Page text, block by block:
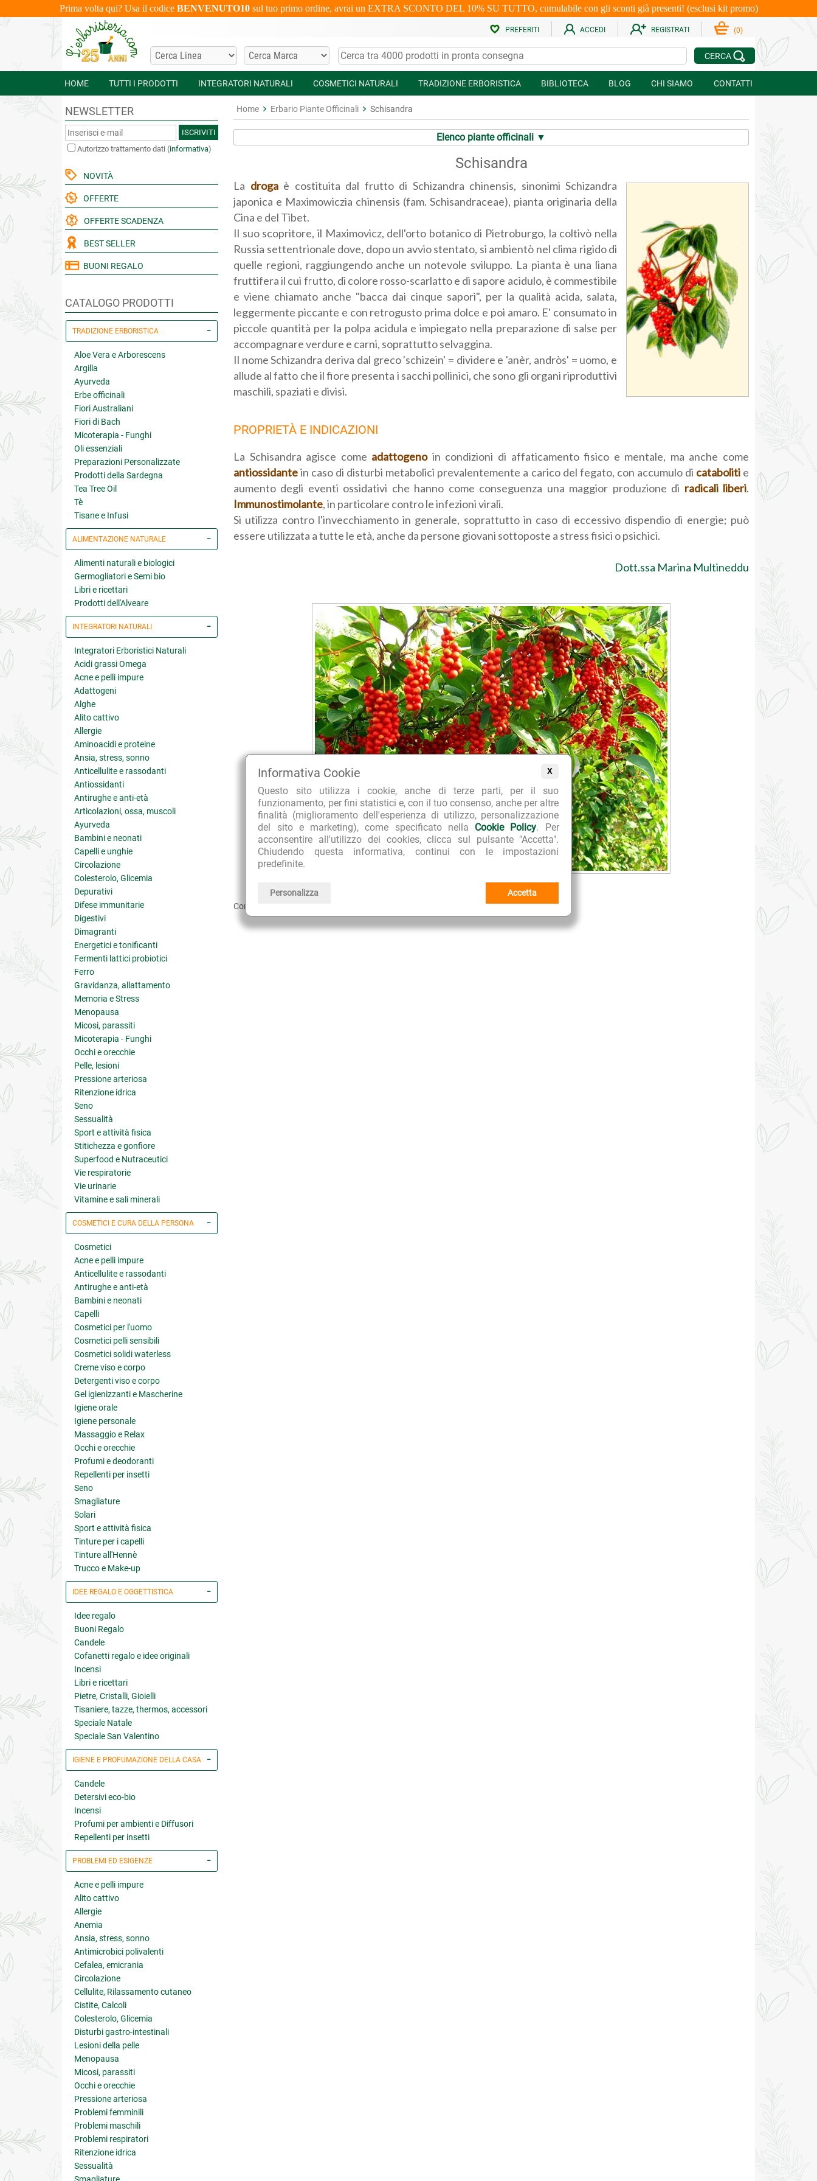
X
Informativa Cookie
Questo sito utilizza i cookie, anche di terze parti, per il suo
funzionamento, per fini statistici e, con il tuo consenso, anche per altre
finalità (miglioramento dell'esperienza di utilizzo, personalizzazione
del sito e marketing), come specificato nella Cookie Policy. Per
acconsentire all'utilizzo dei cookies, clicca sul pulsante "Accetta".
Chiudendo questa informativa, continui con le impostazioni
predefinite.
Personalizza Accetta
Prima volta qui? Usa il codice BENVENUTO10sul tuo primo ordine, avrai un EXTRA SCONTO DEL 10% SU TUTTO, cumulabile con gli sconti già presenti! (esclusi kit promo)
PREFERITI ACCEDI REGISTRATI (0)
CERCA
HOME TUTTI I PRODOTTI INTEGRATORI NATURALI COSMETICI NATURALI TRADIZIONE ERBORISTICA BIBLIOTECA BLOG CHI SIAMO CONTATTI
NEWSLETTER
ISCRIVITI
Autorizzo trattamento dati (informativa)
NOVITÀ
OFFERTE
OFFERTE SCADENZA
BEST SELLER
BUONI REGALO
CATALOGO PRODOTTI
TRADIZIONE ERBORISTICA
Aloe Vera e Arborescens
Argilla
Ayurveda
Erbe officinali
Fiori Australiani
Fiori di Bach
Micoterapia - Funghi
Oli essenziali
Preparazioni Personalizzate
Prodotti della Sardegna
Tea Tree Oil
Tè
Tisane e Infusi
ALIMENTAZIONE NATURALE
Alimenti naturali e biologici
Germogliatori e Semi bio
Libri e ricettari
Prodotti dell'Alveare
INTEGRATORI NATURALI
Integratori Erboristici Naturali
Acidi grassi Omega
Acne e pelli impure
Adattogeni
Alghe
Alito cattivo
Allergie
Aminoacidi e proteine
Ansia, stress, sonno
Anticellulite e rassodanti
Antiossidanti
Antirughe e anti-età
Articolazioni, ossa, muscoli
Ayurveda
Bambini e neonati
Capelli e unghie
Circolazione
Colesterolo, Glicemia
Depurativi
Difese immunitarie
Digestivi
Dimagranti
Energetici e tonificanti
Fermenti lattici probiotici
Ferro
Gravidanza, allattamento
Memoria e Stress
Menopausa
Micosi, parassiti
Micoterapia - Funghi
Occhi e orecchie
Pelle, lesioni
Pressione arteriosa
Ritenzione idrica
Seno
Sessualità
Sport e attività fisica
Stitichezza e gonfiore
Superfood e Nutraceutici
Vie respiratorie
Vie urinarie
Vitamine e sali minerali
COSMETICI E CURA DELLA PERSONA
Cosmetici
Acne e pelli impure
Anticellulite e rassodanti
Antirughe e anti-età
Bambini e neonati
Capelli
Cosmetici per l'uomo
Cosmetici pelli sensibili
Cosmetici solidi waterless
Creme viso e corpo
Detergenti viso e corpo
Gel igienizzanti e Mascherine
Igiene orale
Igiene personale
Massaggio e Relax
Occhi e orecchie
Profumi e deodoranti
Repellenti per insetti
Seno
Smagliature
Solari
Sport e attività fisica
Tinture per i capelli
Tinture all'Hennè
Trucco e Make-up
IDEE REGALO E OGGETTISTICA
Idee regalo
Buoni Regalo
Candele
Cofanetti regalo e idee originali
Incensi
Libri e ricettari
Pietre, Cristalli, Gioielli
Tisaniere, tazze, thermos, accessori
Speciale Natale
Speciale San Valentino
IGIENE E PROFUMAZIONE DELLA CASA
Candele
Detersivi eco-bio
Incensi
Profumi per ambienti e Diffusori
Repellenti per insetti
PROBLEMI ED ESIGENZE
Acne e pelli impure
Alito cattivo
Allergie
Anemia
Ansia, stress, sonno
Antimicrobici polivalenti
Cefalea, emicrania
Circolazione
Cellulite, Rilassamento cutaneo
Cistite, Calcoli
Colesterolo, Glicemia
Disturbi gastro-intestinali
Lesioni della pelle
Menopausa
Micosi, parassiti
Occhi e orecchie
Pressione arteriosa
Problemi femminili
Problemi maschili
Problemi respiratori
Ritenzione idrica
Sessualità
Home Erbario Piante Officinali Schisandra
Elenco piante officinali ▼
Schisandra
La drogaè costituita dal frutto di Schizandra chinensis, sinonimi Schizandra
japonica e Maximowiczia chinensis (fam. Schisandraceae), pianta originaria della
Cina e del Tibet.
Il suo scopritore, il Maximovicz, dell'orto botanico di Pietroburgo, la coltivò nella
Russia settentrionale dove, dopo un avvio stentato, si ambientò nel clima rigido di
quelle regioni, raggiungendo anche un notevole sviluppo. La pianta è una liana
fruttifera il cui frutto, di colore rosso-scarlatto e di sapore acidulo, è commestibile
e viene chiamato anche "bacca dai cinque sapori", per la qualità acida, salata,
leggermente piccante e con retrogusto prima dolce e poi amaro. E' consumato in
piccole quantità per la polpa acidula e impiegato nella preparazione di salse per
accompagnare verdure e carni, soprattutto selvaggina.
Il nome Schizandra deriva dal greco 'schizein' = dividere e 'anèr, andròs' = uomo, e
allude al fatto che il fiore presenta i sacchi pollinici, che sono gli organi riproduttivi
maschili, spaziati e divisi.
PROPRIETÀ E INDICAZIONI
La Schisandra agisce come adattogenoin condizioni di affaticamento fisico e mentale, ma anche come
antiossidantein caso di disturbi metabolici prevalentemente a carico del fegato, con accumulo di catabolitie
aumento degli eventi ossidativi che hanno come conseguenza una maggior produzione di radicali liberi.
Immunostimolante, in particolare contro le infezioni virali.
Si utilizza contro l'invecchiamento in generale, soprattutto in caso di eccessivo dispendio di energie; può
essere utilizzata a tutte le età, anche da persone giovani sottoposte a stress fisici o psichici.
Dott.ssa Marina Multineddu
Condividi: